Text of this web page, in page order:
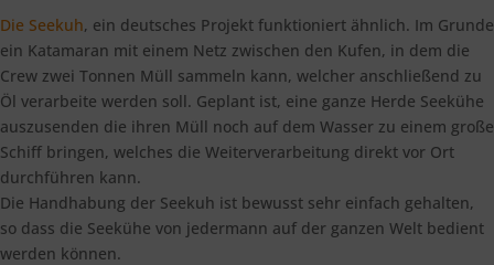
Die Seekuh, ein deutsches Projekt funktioniert ähnlich. Im Grunde
ein Katamaran mit einem Netz zwischen den Kufen, in dem die
Crew zwei Tonnen Müll sammeln kann, welcher anschließend zu
Öl verarbeite werden soll. Geplant ist, eine ganze Herde Seekühe
auszusenden die ihren Müll noch auf dem Wasser zu einem große
Schiff bringen, welches die Weiterverarbeitung direkt vor Ort
durchführen kann.
Die Handhabung der Seekuh ist bewusst sehr einfach gehalten,
so dass die Seekühe von jedermann auf der ganzen Welt bedient
werden können.